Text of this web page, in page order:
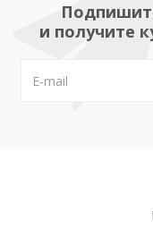
и получите